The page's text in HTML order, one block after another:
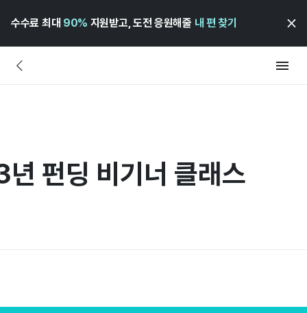
수수료 최대 90% 지원받고, 도전 응원해줄 내 편 찾기
펀딩 비기너 클래스